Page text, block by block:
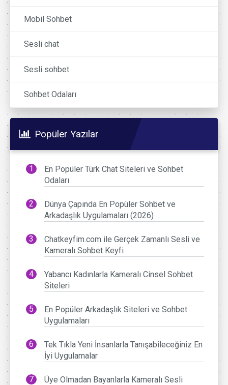
Mobil Sohbet
Sesli chat
Sesli sohbet
Sohbet Odaları
Popüler Yazılar
En Popüler Türk Chat Siteleri ve Sohbet
Odaları
Dünya Çapında En Popüler Sohbet ve
Arkadaşlık Uygulamaları (2026)
Chatkeyfim.com ile Gerçek Zamanlı Sesli ve
Kameralı Sohbet Keyfi
Yabancı Kadınlarla Kameralı Cinsel Sohbet
Siteleri
En Popüler Arkadaşlık Siteleri ve Sohbet
Uygulamaları
Tek Tıkla Yeni İnsanlarla Tanışabileceğiniz En
İyi Uygulamalar
Üye Olmadan Bayanlarla Kameralı Sesli